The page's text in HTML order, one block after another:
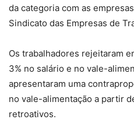
da categoria com as
Sindicato das Empresas de
Os trabalhadores rejeitaram
3% no salário e no vale-
apresentaram uma
no vale-alimentação a partir
retroativos.